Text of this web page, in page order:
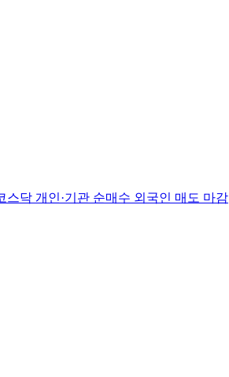
닥 개인·기관 순매수 외국인 매도 마감